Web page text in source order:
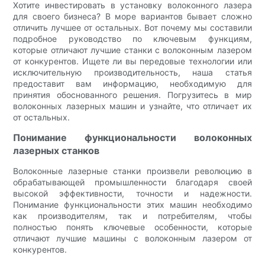
Хотите инвестировать в установку волоконного лазера
для своего бизнеса? В море вариантов бывает сложно
отличить лучшее от остальных. Вот почему мы составили
подробное руководство по ключевым функциям,
которые отличают лучшие станки с волоконным лазером
от конкурентов. Ищете ли вы передовые технологии или
исключительную производительность, наша статья
предоставит вам информацию, необходимую для
принятия обоснованного решения. Погрузитесь в мир
волоконных лазерных машин и узнайте, что отличает их
от остальных.
Понимание функциональности волоконных
лазерных станков
Волоконные лазерные станки произвели революцию в
обрабатывающей промышленности благодаря своей
высокой эффективности, точности и надежности.
Понимание функциональности этих машин необходимо
как производителям, так и потребителям, чтобы
полностью понять ключевые особенности, которые
отличают лучшие машины с волоконным лазером от
конкурентов.